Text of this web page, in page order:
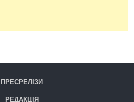
ПРЕСРЕЛІЗИ
РЕДАКЦІЯ